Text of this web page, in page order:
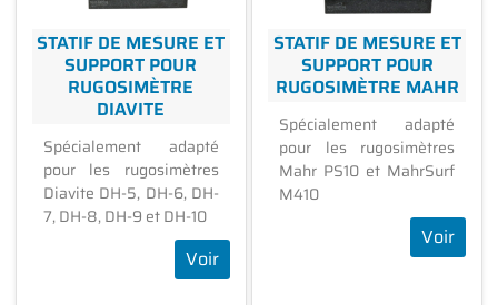
STATIF DE MESURE ET
SUPPORT POUR
RUGOSIMÈTRE
DIAVITE
Spécialement adapté
pour les rugosimètres
Diavite DH-5, DH-6, DH-
7, DH-8, DH-9 et DH-10
Voir
STATIF DE MESURE ET
SUPPORT POUR
RUGOSIMÈTRE MAHR
Spécialement adapté
pour les rugosimètres
Mahr PS10 et MahrSurf
M410
Voir